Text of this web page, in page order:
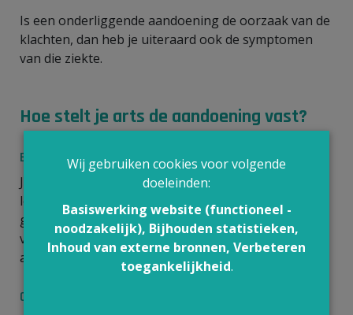
Is een onderliggende aandoening de oorzaak van de
klachten, dan heb je uiteraard ook de symptomen
van die ziekte.
Hoe stelt je arts de aandoening vast?
Bevraging
Je arts zal je eerst vragen stellen over je
leefgewoonten: roken, eten van pikante voeding,
gebruik van alcohol en mondwater, aanwezigheid
van een tandprothese, reeds bestaande
aandoeningen en inname van medicatie.
Onderzoeken
Wij gebruiken cookies voor volgende
doeleinden:
Basiswerking website (functioneel -
noodzakelijk), Bijhouden statistieken,
Inhoud van externe bronnen, Verbeteren
toegankelijkheid.